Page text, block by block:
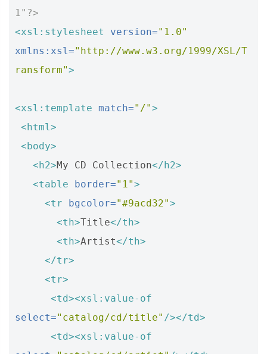
1"?>
<xsl:stylesheet
version="1.0"
xmlns:xsl="http://www.w3.org/1999/XSL/T
ransform">
<xsl:template match="/">
<html>
<body>
<h2>My CD Collection</h2>
<table
border="1">
<tr
bgcolor="#9acd32">
<th>Title</th>
<th>Artist</th>
</tr>
<tr>
<td><xsl:value-of
select="catalog/cd/title" /></td>
<td><xsl:value-of